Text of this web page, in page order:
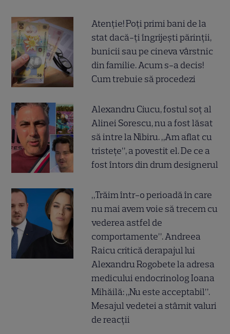
Atenție! Poți primi bani de la
stat dacă-ți îngrijești părinții,
bunicii sau pe cineva vârstnic
din familie. Acum s-a decis!
Cum trebuie să procedezi
Alexandru Ciucu, fostul soț al
Alinei Sorescu, nu a fost lăsat
să intre la Nibiru. „Am aflat cu
tristețe”, a povestit el. De ce a
fost întors din drum designerul
„Trăim într-o perioadă în care
nu mai avem voie să trecem cu
vederea astfel de
comportamente”. Andreea
Raicu critică derapajul lui
Alexandru Rogobete la adresa
medicului endocrinolog Ioana
Mihăilă: „Nu este acceptabil”.
Mesajul vedetei a stârnit valuri
de reacții